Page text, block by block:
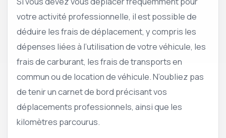
votre activité professionnelle, il est possible de
déduire les frais de déplacement, y compris les
dépenses liées à l’utilisation de votre véhicule, les
frais de carburant, les frais de transports en
commun ou de location de véhicule. N’oubliez pas
de tenir un carnet de bord précisant vos
déplacements professionnels, ainsi que les
kilomètres parcourus.